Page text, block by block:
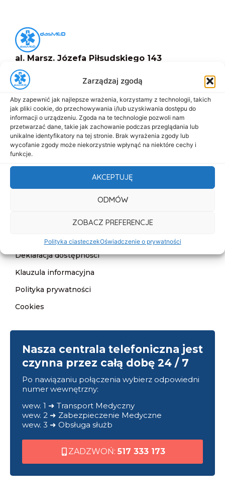
Zarządzaj zgodą
Aby zapewnić jak najlepsze wrażenia, korzystamy z technologii, takich
jak pliki cookie, do przechowywania i/lub uzyskiwania dostępu do
informacji o urządzeniu. Zgoda na te technologie pozwoli nam
przetwarzać dane, takie jak zachowanie podczas przeglądania lub
unikalne identyfikatory na tej stronie. Brak wyrażenia zgody lub
wycofanie zgody może niekorzystnie wpłynąć na niektóre cechy i
funkcje.
AKCEPTUJĘ
ODMÓW
ZOBACZ PREFERENCJE
Polityka ciasteczekOświadczenie o prywatności
al. Marsz. Józefa Piłsudskiego 143
92-301 Łódź
+48 517-333-173
biuro@dasmed.pl
Menu
Start
O nas
Oferta
Informacje
Deklaracja dostępności
Klauzula informacyjna
Polityka prywatności
Cookies
Nasza centrala telefoniczna jest
czynna przez całą dobę 24 / 7
Po nawiązaniu połączenia wybierz odpowiedni
numer wewnętrzny:
wew. 1 ➜ Transport Medyczny
wew. 2 ➜ Zabezpieczenie Medyczne
wew. 3 ➜ Obsługa służb
ZADZWOŃ: 517 333 173